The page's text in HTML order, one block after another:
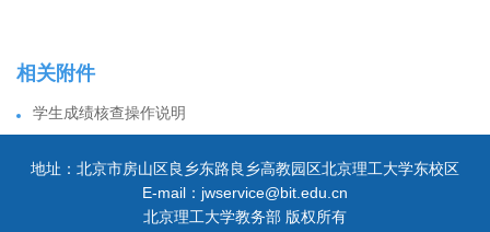
相关附件
学生成绩核查操作说明
地址：北京市房山区良乡东路良乡高教园区北京理工大学东校区
E-mail：jwservice@bit.edu.cn
北京理工大学教务部 版权所有